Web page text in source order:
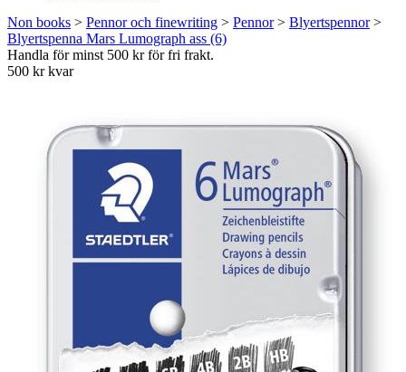
Non books > Pennor och finewriting > Pennor> Blyertspennor>
Blyertspenna Mars Lumograph ass (6)
Handla för minst 500 kr för fri frakt.
500 kr kvar